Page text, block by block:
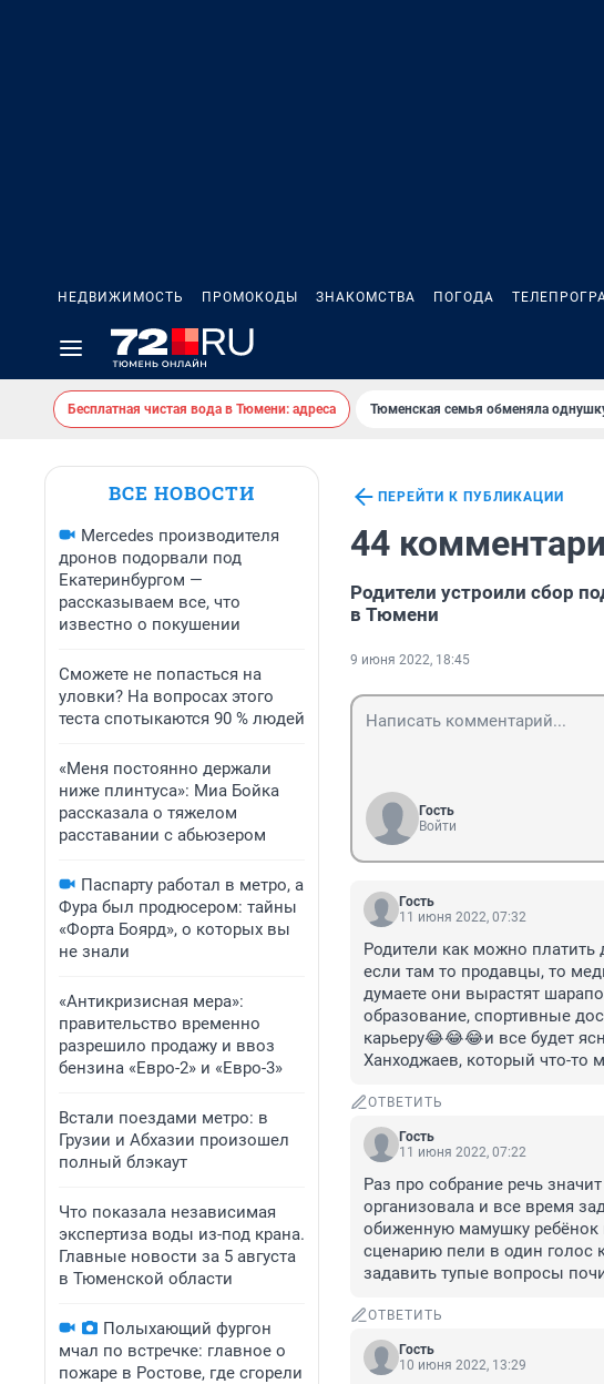
НЕДВИЖИМОСТЬ ПРОМОКОДЫ ЗНАКОМСТВА ПОГОДА
Бесплатная чистая вода в Тюмени: адреса Тюменская семья обменяла
ВСЕ НОВОСТИ
Mercedes производителя
дронов подорвали под
Екатеринбургом —
рассказываем все, что
известно о покушении
Сможете не попасться на
уловки? На вопросах этого
теста спотыкаются 90 % людей
«Меня постоянно держали
ниже плинтуса»: Миа Бойка
рассказала о тяжелом
расставании с абьюзером
Паспарту работал в метро, а
Фура был продюсером: тайны
«Форта Боярд», о которых вы
не знали
«Антикризисная мера»:
правительство временно
разрешило продажу и ввоз
бензина «Евро-2» и «Евро-3»
Встали поездами метро: в
Грузии и Абхазии произошел
полный блэкаут
Что показала независимая
экспертиза воды из-под крана.
Главные новости за 5 августа
в Тюменской области
Полыхающий фургон
мчал по встречке: главное о
пожаре в Ростове, где сгорели
ПЕРЕЙТИ К ПУБЛИКАЦИИ
44
Родители устроили сбор
в Тюмени
9 июня 2022, 18:45
Гость
Войти
Гость
11 июня 2022, 07:32
Родители как можно платить
если там то продавцы, то
думаете они вырастят
образование, спортивные
карьеру😂😂😂и все будет
Ханходжаев, который что-то
ОТВЕТИТЬ
Гость
11 июня 2022, 07:22
Раз про собрание речь
организовала и все время
обиженную мамушку ребёнок
сценарию пели в один голос
задавить тупые вопросы
ОТВЕТИТЬ
Гость
10 июня 2022, 13:29